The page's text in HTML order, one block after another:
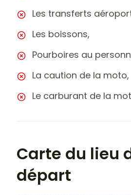
Les transferts
Les boissons,
Pourboires au
La caution de la moto,
Le carburant de la
Carte du lieu
départ